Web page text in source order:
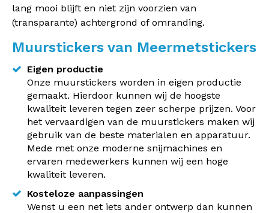
lang mooi blijft en niet zijn voorzien van
(transparante) achtergrond of omranding.
Muurstickers van Meermetstickers
Eigen productie
Onze muurstickers worden in eigen productie
gemaakt. Hierdoor kunnen wij de hoogste
kwaliteit leveren tegen zeer scherpe prijzen. Voor
het vervaardigen van de muurstickers maken wij
gebruik van de beste materialen en apparatuur.
Mede met onze moderne snijmachines en
ervaren medewerkers kunnen wij een hoge
kwaliteit leveren.
Kosteloze aanpassingen
Wenst u een net iets ander ontwerp dan kunnen